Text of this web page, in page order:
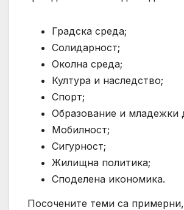
Градска среда;
Солидарност;
Околна среда;
Култура и наследство;
Спорт;
Образование и младежки
Мобилност;
Сигурност;
Жилищна политика;
Споделена икономика.
Посочените теми са